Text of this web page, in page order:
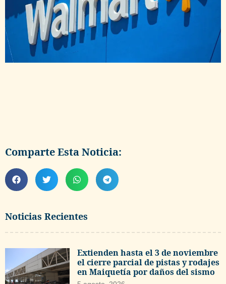
Noticias Recientes
Extienden hasta el 3 de noviembre
el cierre parcial de pistas y rodajes
en Maiquetía por daños del sismo
Comparte Esta Noticia: